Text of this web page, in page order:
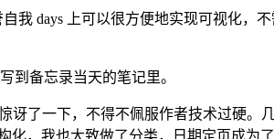
我 days 上可以很方便地实现可视化，
到备忘录当天的笔记里。
讶了一下，不得不佩服作者技术过硬
化，我也大致做了分类，日期定页成为